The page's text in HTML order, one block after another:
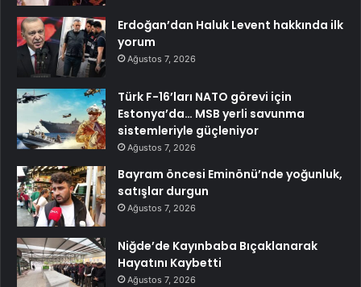
Erdoğan’dan Haluk Levent hakkında ilk
yorum
Ağustos 7, 2026
Türk F-16’ları NATO görevi için
Estonya’da… MSB yerli savunma
sistemleriyle güçleniyor
Ağustos 7, 2026
Bayram öncesi Eminönü’nde yoğunluk,
satışlar durgun
Ağustos 7, 2026
Niğde’de Kayınbaba Bıçaklanarak
Hayatını Kaybetti
Ağustos 7, 2026